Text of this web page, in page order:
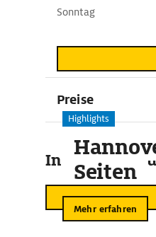
Sonntag
Preise
In der
Highlights
Seiten
Mehr erfahren